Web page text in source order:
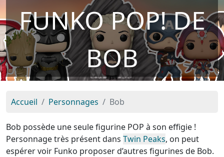
FUNKO POP! DE
BOB
Accueil Personnages Bob
Bob possède une seule figurine POP à son effigie !
Personnage très présent dans Twin Peaks, on peut
espérer voir Funko proposer d’autres figurines de Bob.